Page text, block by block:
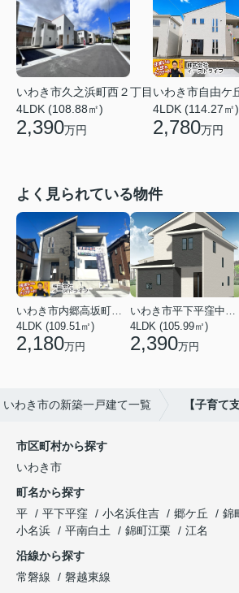
いわき市久之浜町西２丁目
4LDK (108.88㎡)
2,390万円
いわき市自由ケ
4LDK (114.27㎡)
2,780万円
よく見られている物件
いわき市内郷高坂町２丁目
4LDK (109.51㎡)
2,180万円
いわき市平下平窪中島町
4LDK (105.99㎡)
2,390万円
いわき市の新築一戸建て一覧 【子育て
市区町村から探す
いわき市
町名から探す
平
平下平窪 小名浜住吉 郷ケ丘 錦
小名浜
平南白土 錦町江栗
江名
沿線から探す
常磐線
磐越東線